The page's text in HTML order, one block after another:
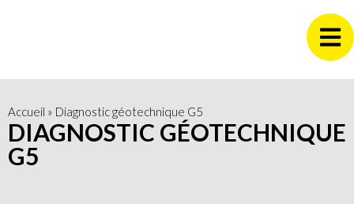
Accueil » Diagnostic géotechnique G5
DIAGNOSTIC GÉOTECHNIQUE
G5